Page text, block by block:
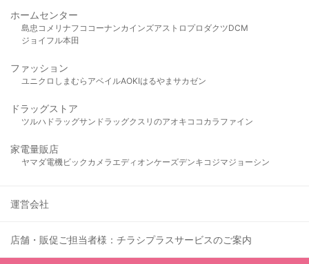
ホームセンター
島忠 コメリ ナフコ コーナンカインズアストロプロダクツDCM
ジョイフル本田
ファッション
ユニクロ しまむら アベイルAOKIはるやま サカゼン
ドラッグストア
ツルハドラッグサンドラッグクスリのアオキ ココカラファイン
家電量販店
ヤマダ電機ビックカメラ エディオンケーズデンキ コジマジョーシン
運営会社
店舗・販促ご担当者様：チラシプラスサービスのご案内